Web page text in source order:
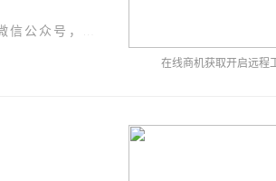
在线商机获取开启远程